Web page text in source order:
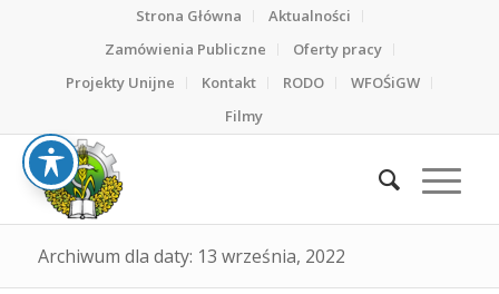
Strona Główna
Aktualności
Zamówienia Publiczne
Oferty pracy
Projekty Unijne
Kontakt RODO
WFOŚiGW
Filmy
Archiwum dla daty: 13 września, 2022